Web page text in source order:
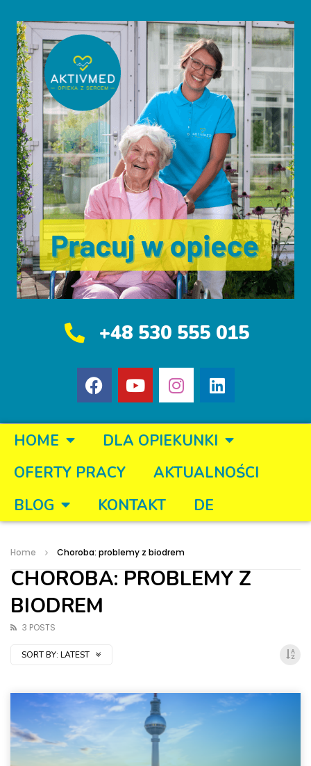
+48 530 555 015
HOME
DLA OPIEKUNKI
OFERTY PRACY
AKTUALNOŚCI
BLOG
KONTAKT DE
Home Choroba: problemy z biodrem
CHOROBA: PROBLEMY Z
BIODREM
3 POSTS
SORT BY: LATEST